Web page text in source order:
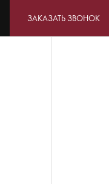
ЗАКАЗАТЬ ЗВОНОК